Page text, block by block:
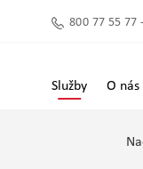
800 77 55 77
Služby O nás